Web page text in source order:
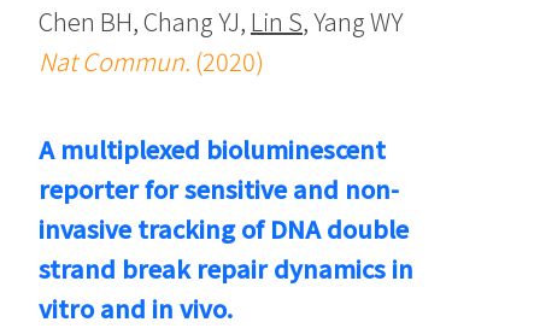
Chen BH, Chang YJ, Lin S, Yang WY
Nat Commun. (2020)
A multiplexed bioluminescent
reporter for sensitive and non-
invasive tracking of DNA double
strand break repair dynamics in
vitro and in vivo.